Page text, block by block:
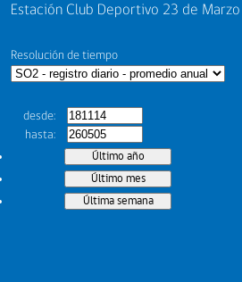
Estación Club Deportivo 23 de Marzo
Resolución de tiempo
desde
hasta